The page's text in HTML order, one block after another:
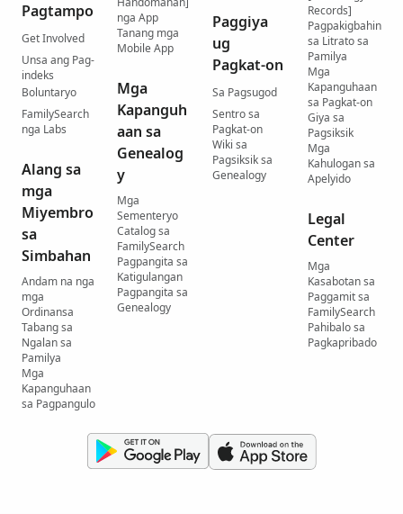
Pagtampo
Get Involved
Unsa ang Pag-
indeks
Boluntaryo
FamilySearch
nga Labs
Alang sa
mga
Miyembro
sa
Simbahan
Andam na nga
mga
Ordinansa
Tabang sa
Ngalan sa
Pamilya
Mga
Kapanguhaan
sa Pagpangulo
nga App
Tanang mga
Mobile App
Mga
Kapanguh
aan sa
Genealog
y
Mga
Sementeryo
Catalog sa
FamilySearch
Pagpangita sa
Katigulangan
Pagpangita sa
Genealogy
Paggiya
ug
Pagkat-on
Sa Pagsugod
Sentro sa
Pagkat-on
Wiki sa
Pagsiksik sa
Genealogy
Records]
Pagpakigbahin
sa Litrato sa
Pamilya
Mga
Kapanguhaan
sa Pagkat-on
Giya sa
Pagsiksik
Mga
Kahulogan sa
Apelyido
Legal
Center
Mga
Kasabotan sa
Paggamit sa
FamilySearch
Pahibalo sa
Pagkapribado